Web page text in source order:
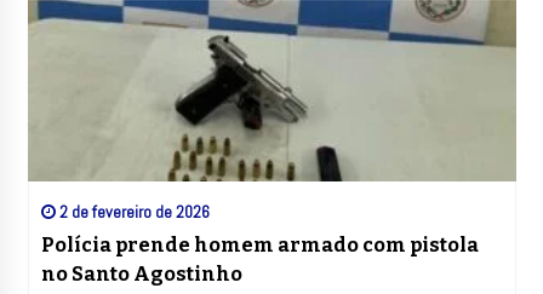
2 de fevereiro de 2026
Polícia prende homem armado com pistola
no Santo Agostinho